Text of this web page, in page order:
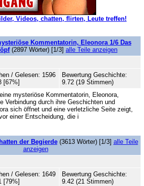
Videos, chatten, flirten, Leute treffen!
Kommentatorin, Eleonora 1/6 Das
(2897 Wörter) [1/3] alle Teile anzeigen
/ Gelesen: 1596
[67%]
Bewertung Geschichte:
9.72 (19 Stimmen)
mysteriöse Kommentatorin, Eleonora,
Verbindung durch ihre Geschichten und
sich öffnet und eine verletzliche Seite zeigt,
einer Entscheidung, die i
der Begierde(3613 Wörter) [1/3] alle Teile
anzeigen
/ Gelesen: 1649
[79%]
Bewertung Geschichte:
9.42 (21 Stimmen)